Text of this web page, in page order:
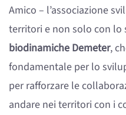
Amico – l’associazione
territori e non solo con lo
biodinamiche Demeter,
fondamentale per lo
per rafforzare le
andare nei territori con i